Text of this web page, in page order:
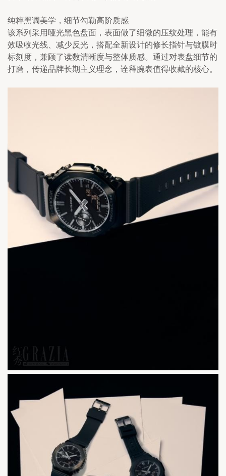
纯粹黑调美学，细节勾勒高阶质感
该系列采用哑光黑色盘面，表面做了细微的压纹处理，能有
效吸收光线、减少反光，搭配全新设计的修长指针与镀膜时
标刻度，兼顾了读数清晰度与整体质感。通过对表盘细节的
打磨，传递品牌长期主义理念，诠释腕表值得收藏的核心。